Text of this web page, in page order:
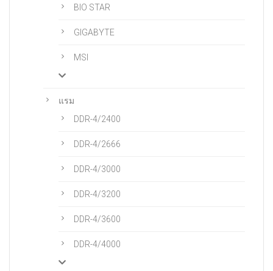
BIO STAR
GIGABYTE
MSI
แรม
DDR-4/2400
DDR-4/2666
DDR-4/3000
DDR-4/3200
DDR-4/3600
DDR-4/4000